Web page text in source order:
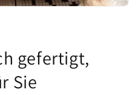
gefertigt,
Sie